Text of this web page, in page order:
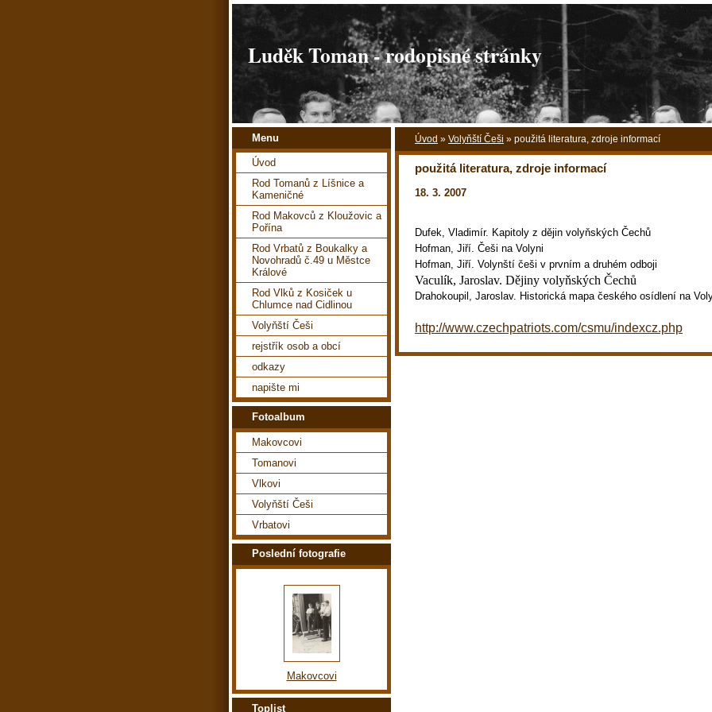
Luděk Toman - rodopisné stránky
Úvod » Volyňští Češi » použitá literatura, zdroje informací
použitá literatura, zdroje informací
18. 3. 2007
Dufek, Vladimír. Kapitoly z dějin volyňských Čechů
Hofman, Jiří. Češi na Volyni
Hofman, Jiří. Volynští češi v prvním a druhém odboji
Vaculík, Jaroslav. Dějiny volyňských Čechů
Drahokoupil, Jaroslav. Historická mapa českého osídlení na
http://www.czechpatriots.com/csmu/indexcz.php
Menu
Úvod
Rod Tomanů z Líšnice a
Kameničné
Rod Makovců z Kloužovic a
Pořína
Rod Vrbatů z Boukalky a
Novohradů č.49 u Městce
Králové
Rod Vlků z Kosiček u
Chlumce nad Cidlinou
Volyňští Češi
rejstřík osob a obcí
odkazy
napište mi
Fotoalbum
Makovcovi
Tomanovi
Vlkovi
Volyňští Češi
Vrbatovi
Poslední fotografie
Makovcovi
Toplist